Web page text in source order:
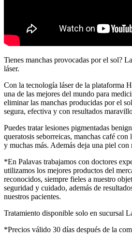
Tienes manchas provocadas por el sol?
láser.
Con la tecnología láser de la plataforma
una de las mejores del mundo para
eliminar las manchas producidas por el
segura, efectiva y con resultados
Puedes tratar lesiones pigmentadas
queratosis seborreicas, manchas café
y muchas más. Además deja una piel
*En Palavas trabajamos con doctores
utilizamos los mejores productos del
reconocidos, siempre fieles a nuestro
seguridad y cuidado, además de
nuestros pacientes.
Tratamiento disponible solo en sucursal
*Precios válido 30 días después de la